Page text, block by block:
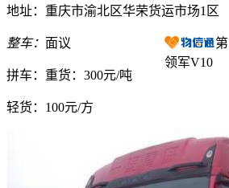
地址：重庆市渝北区华荣货运市场1区
整车： 面议
拼车： 重货：300元/吨
轻货： 100元/方
第
领军V10